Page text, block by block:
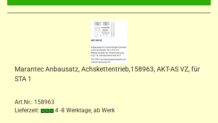
Marantec Anbausatz, Achskettentrieb,158963, AKT-AS VZ, für
STA 1
Art.Nr.: 158963
Lieferzeit:
4 -8 Werktage, ab Werk